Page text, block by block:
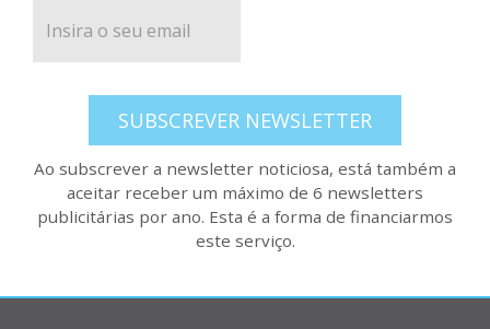
SUBSCREVER NEWSLETTER
Ao subscrever a newsletter noticiosa, está também a
aceitar receber um máximo de 6 newsletters
publicitárias por ano. Esta é a forma de financiarmos
este serviço.